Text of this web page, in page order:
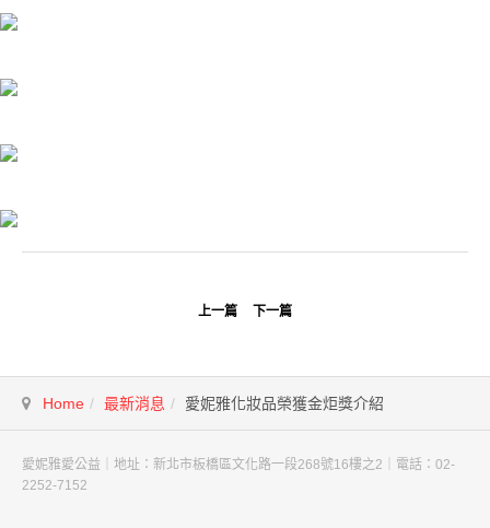
上一篇 下一篇
Home 最新消息 愛妮雅化妝品榮獲金炬獎介紹
愛妮雅愛公益｜地址：新北市板橋區文化路一段268號16樓之2｜電話：02-
2252-7152